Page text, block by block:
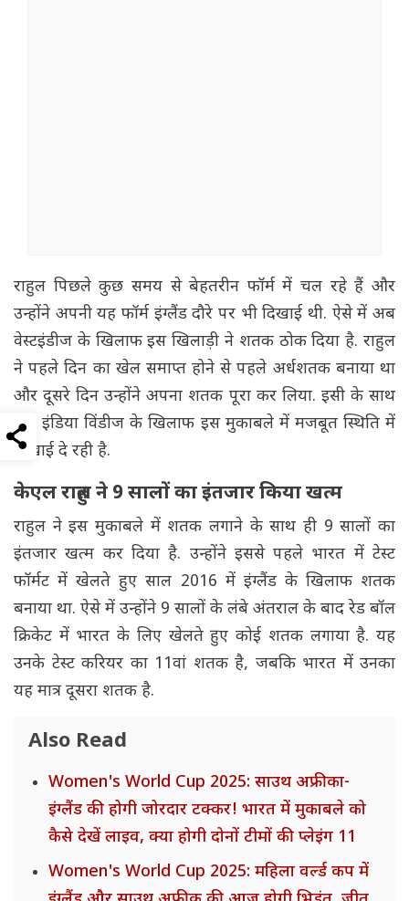
राहुल पिछले कुछ समय से बेहतरीन फॉर्म में चल रहे हैं और
उन्होंने अपनी यह फॉर्म इंग्लैंड दौरे पर भी दिखाई थी. ऐसे में अब
वेस्टइंडीज के खिलाफ इस खिलाड़ी ने शतक ठोक दिया है. राहुल
ने पहले दिन का खेल समाप्त होने से पहले अर्धशतक बनाया था
और दूसरे दिन उन्होंने अपना शतक पूरा कर लिया. इसी के साथ
टीम इंडिया विंडीज के खिलाफ इस मुकाबले में मजबूत स्थिति में
दिखाई दे रही है.
केएल राहुल ने 9 सालों का इंतजार किया खत्म
राहुल ने इस मुकाबले में शतक लगाने के साथ ही 9 सालों का
इंतजार खत्म कर दिया है. उन्होंने इससे पहले भारत में टेस्ट
फॉर्मट में खेलते हुए साल 2016 में इंग्लैंड के खिलाफ शतक
बनाया था. ऐसे में उन्होंने 9 सालों के लंबे अंतराल के बाद रेड बॉल
क्रिकेट में भारत के लिए खेलते हुए कोई शतक लगाया है. यह
उनके टेस्ट करियर का 11वां शतक है, जबकि भारत में उनका
यह मात्र दूसरा शतक है.
Also Read
Women's World Cup 2025: साउथ अफ्रीका-
इंग्लैंड की होगी जोरदार टक्कर! भारत में मुकाबले को
कैसे देखें लाइव, क्या होगी दोनों टीमों की प्लेइंग 11
Women's World Cup 2025: महिला वर्ल्ड कप में